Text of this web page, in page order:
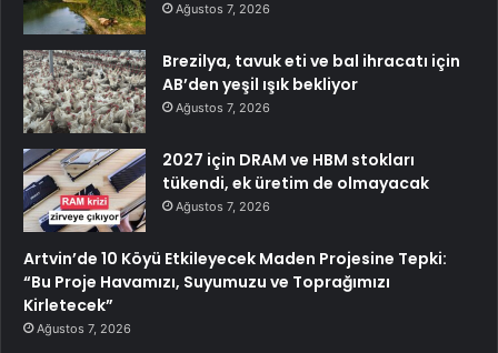
Ağustos 7, 2026
Brezilya, tavuk eti ve bal ihracatı için
AB’den yeşil ışık bekliyor
Ağustos 7, 2026
2027 için DRAM ve HBM stokları
tükendi, ek üretim de olmayacak
Ağustos 7, 2026
Artvin’de 10 Köyü Etkileyecek Maden Projesine Tepki:
“Bu Proje Havamızı, Suyumuzu ve Toprağımızı
Kirletecek”
Ağustos 7, 2026